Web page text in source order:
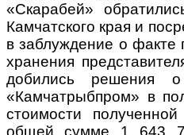
«Скарабей»
Камчатского края и
в заблуждение о факте
хранения
добились решения
«Камчатрыбпром» в
стоимости
общей сумме 1 643